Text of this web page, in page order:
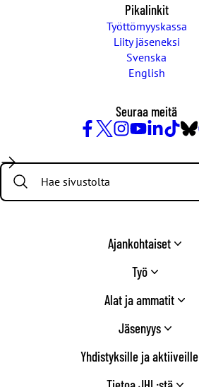
Pikalinkit
Työttömyyskassa
Liity jäseneksi
Svenska
English
Seuraa meitä
/
Twitter
Search:
Ajankohtaiset
Työ
Alat ja ammatit
Jäsenyys
Yhdistyksille ja aktiiveille